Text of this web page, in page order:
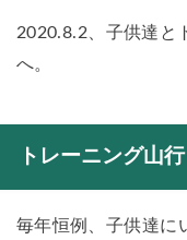
2020.8.2、子供達と
へ。
トレーニング山行
毎年恒例、子供達に